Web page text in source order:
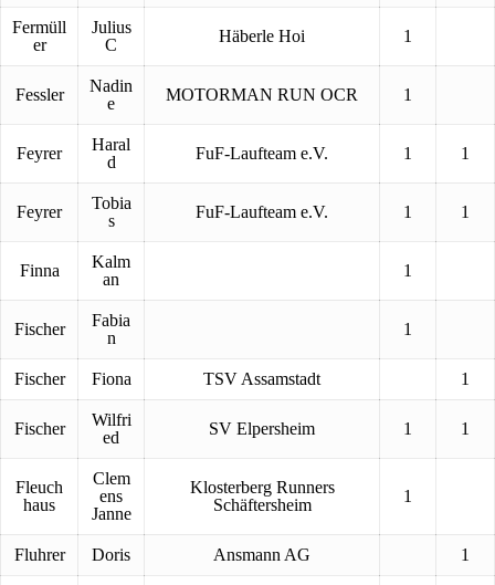
Fermüll
er
Julius
C
Häberle Hoi 1
Fessler
Nadin
e
MOTORMAN RUN OCR 1
Feyrer
Haral
d
FuF-Laufteam e.V. 1 1
Feyrer
Tobia
s
FuF-Laufteam e.V. 1 1
Finna
Kalm
an
1
Fischer
Fabia
n
1
Fischer Fiona TSV Assamstadt 1
Fischer
Wilfri
ed
SV Elpersheim 1 1
Fleuch
haus
Clem
ens
Janne
Klosterberg Runners
Schäftersheim
1
Fluhrer Doris Ansmann AG 1